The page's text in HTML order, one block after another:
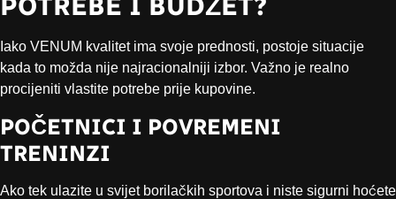
POTREBE I BUDŽET?
Iako VENUM kvalitet ima svoje prednosti, postoje situacije
kada to možda nije najracionalniji izbor. Važno je realno
procijeniti vlastite potrebe prije kupovine.
POČETNICI I POVREMENI
TRENINZI
Ako tek ulazite u svijet borilačkih sportova i niste sigurni hoćete